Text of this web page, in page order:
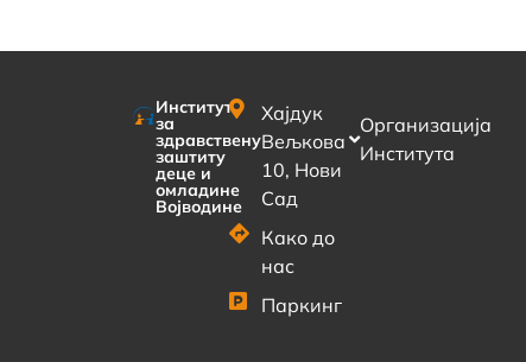
Институт
за
здравствену
заштиту
деце и
омладине
Војводине
Хајдук
Вељкова
10, Нови
Сад
Како до
нас
Паркинг
Организација
Института